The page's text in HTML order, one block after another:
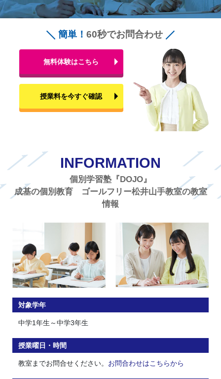
簡単！ 60秒でお問合わせ
無料体験はこちら
授業料を今すぐ確認
INFORMATION
個別学習塾『DOJO』
成基の個別教育 ゴールフリー松井山手教室の教室
情報
対象学年
中学1年生～中学3年生
授業曜日・時間
教室までお問合せください。 お問合わせはこちらから